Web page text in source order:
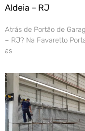
Aldeia – RJ
Atrás de Portão de
– RJ? Na Favaretto
as